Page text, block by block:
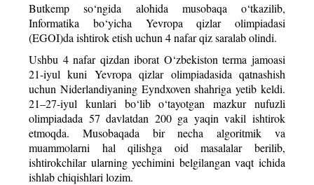
Butkemp so‘ngida alohida musobaqa o‘tkazilib,
Informatika bo‘yicha Yevropa qizlar olimpiadasi
(EGOI)da ishtirok etish uchun 4 nafar qiz saralab olindi.
Ushbu 4 nafar qizdan iborat O‘zbekiston terma jamoasi
21-iyul kuni Yevropa qizlar olimpiadasida qatnashish
uchun Niderlandiyaning Eyndxoven shahriga yetib keldi.
21–27-iyul kunlari bo‘lib o‘tayotgan mazkur nufuzli
olimpiadada 57 davlatdan 200 ga yaqin vakil ishtirok
etmoqda. Musobaqada bir necha algoritmik va
muammolarni hal qilishga oid masalalar berilib,
ishtirokchilar ularning yechimini belgilangan vaqt ichida
ishlab chiqishlari lozim.